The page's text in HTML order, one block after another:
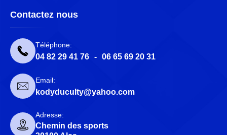
Contactez nous
Téléphone:
04 82 29 41 76 - 06 65 69 20 31
Email:
kodyduculty@yahoo.com
Adresse:
Chemin des sports